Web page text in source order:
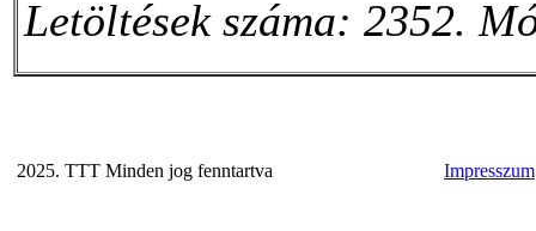
Letöltések száma: 2352.
2025. TTT Minden jog fenntartva Impresszum